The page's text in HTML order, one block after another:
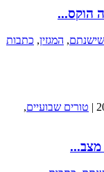
שישנתם, המגזין, כתבות
| טורים שבועיים,
מצב...